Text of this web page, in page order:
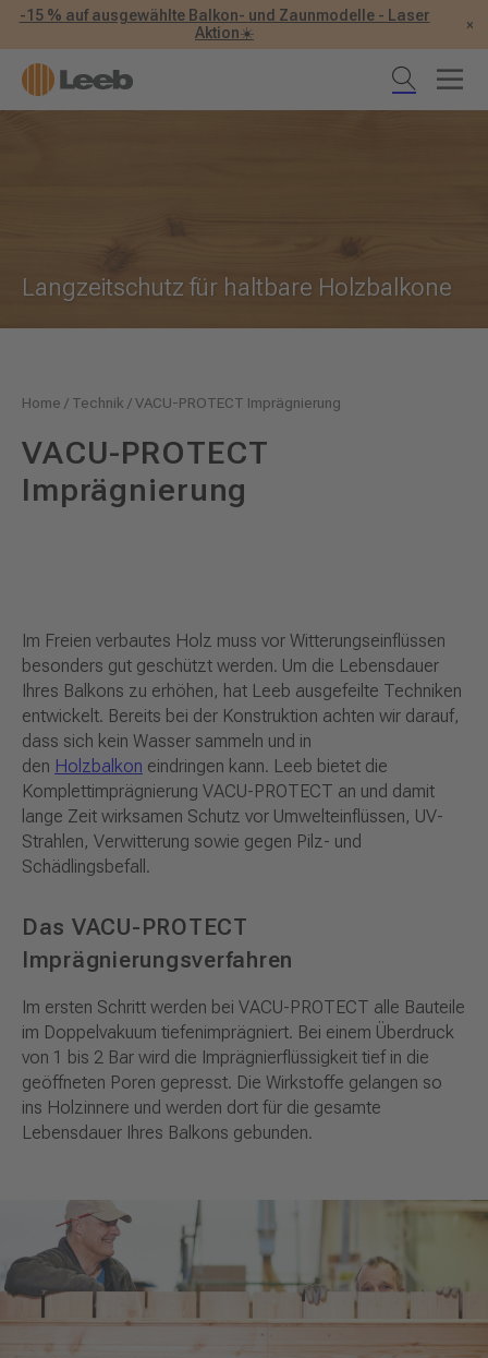
-15 % auf ausgewählte Balkon- und Zaunmodelle - Laser
Aktion☀️
×
Langzeitschutz für haltbare Holzbalkone
Home / Technik /VACU-PROTECT Imprägnierung
VACU-PROTECT
Imprägnierung
Im Freien verbautes Holz muss vor Witterungseinflüssen
besonders gut geschützt werden. Um die Lebensdauer
Ihres Balkons zu erhöhen, hat Leeb ausgefeilte Techniken
entwickelt. Bereits bei der Konstruktion achten wir darauf,
dass sich kein Wasser sammeln und in
den Holzbalkon eindringen kann. Leeb bietet die
Komplettimprägnierung VACU-PROTECT an und damit
lange Zeit wirksamen Schutz vor Umwelteinflüssen, UV-
Strahlen, Verwitterung sowie gegen Pilz- und
Schädlingsbefall.
Das VACU-PROTECT
Imprägnierungsverfahren
Im ersten Schritt werden bei VACU-PROTECT alle Bauteile
im Doppelvakuum tiefenimprägniert. Bei einem Überdruck
von 1 bis 2 Bar wird die Imprägnierflüssigkeit tief in die
geöffneten Poren gepresst. Die Wirkstoffe gelangen so
ins Holzinnere und werden dort für die gesamte
Lebensdauer Ihres Balkons gebunden.